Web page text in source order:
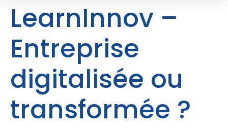
LearnInnov –
Entreprise
digitalisée ou
transformée ?